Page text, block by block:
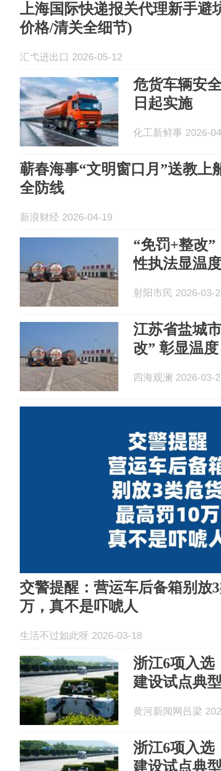
上海国际快递报关代理新手避
价格/清关全细节)
汇弋进出口 2026-05-12
危货车辆安
日起实施
化工新鲜事 2026-
蕲春海事“文明窗口月”送教上
全防线
新浪财经 2026-04-19
“免罚+整改
性执法显温
射阳市民 2026-03-
江苏省盐城
改” 彰显温度
四海观澜 2026-03-
交警提醒：营运车后备箱别放
万，真不是吓唬人
生活不过如此呀 2026-03-18
浙江6项入选
建设试点典
黄河新闻网吕梁
浙江6项入选
建设试点典